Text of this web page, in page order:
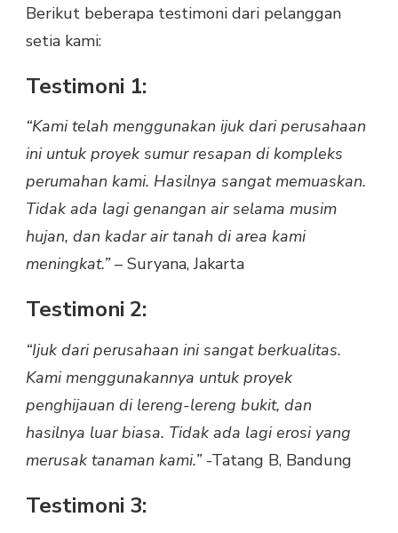
Berikut beberapa testimoni dari pelanggan
setia kami:
Testimoni 1:
“Kami telah menggunakan ijuk dari perusahaan
ini untuk proyek sumur resapan di kompleks
perumahan kami. Hasilnya sangat memuaskan.
Tidak ada lagi genangan air selama musim
hujan, dan kadar air tanah di area kami
meningkat.”– Suryana, Jakarta
Testimoni 2:
“Ijuk dari perusahaan ini sangat berkualitas.
Kami menggunakannya untuk proyek
penghijauan di lereng-lereng bukit, dan
hasilnya luar biasa. Tidak ada lagi erosi yang
merusak tanaman kami.”-Tatang B, Bandung
Testimoni 3: